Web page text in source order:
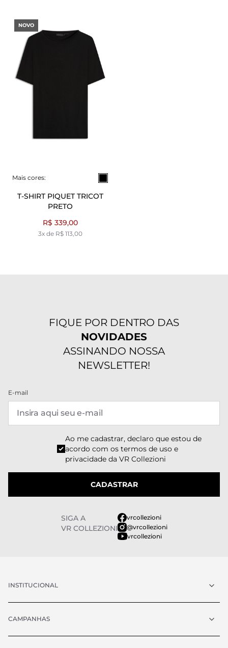
Mais cores:
T-SHIRT PIQUET TRICOT
PRETO
R$ 339,00
3x de R$ 113,00
NOVO
FIQUE POR DENTRO DAS
NOVIDADES
ASSINANDO NOSSA
NEWSLETTER!
E-mail
Ao me cadastrar, declaro que estou de
acordo com os termos de uso e
privacidade da VR Collezioni
CADASTRAR
SIGA A
VR COLLEZIONI
vrcollezioni
@vrcollezioni
vrcollezioni
INSTITUCIONAL
CAMPANHAS